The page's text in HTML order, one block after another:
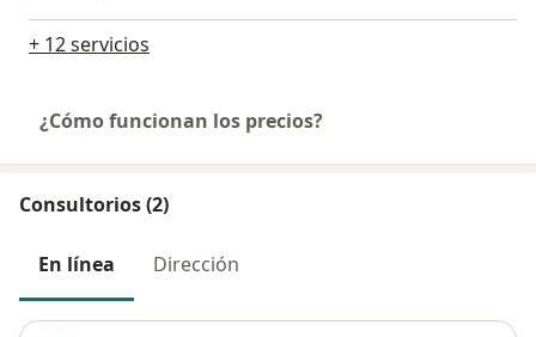
+ 12 servicios
¿Cómo funcionan los precios?
Consultorios (2)
En línea Dirección